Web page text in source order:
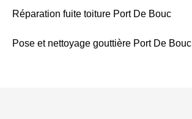
Réparation fuite toiture Port De Bouc
Pose et nettoyage gouttière Port De Bouc